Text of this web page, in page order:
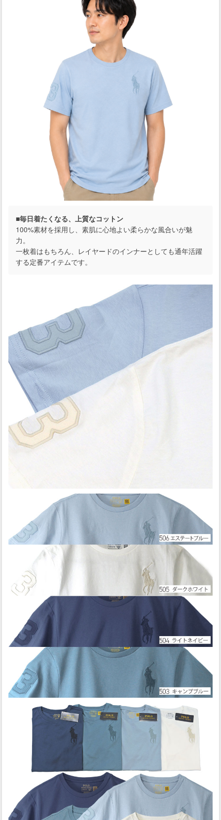
■毎日着たくなる、上質なコットン
100%素材を採用し、素肌に心地よい柔らかな風合いが魅
力。
一枚着はもちろん、レイヤードのインナーとしても通年活躍
する定番アイテムです。